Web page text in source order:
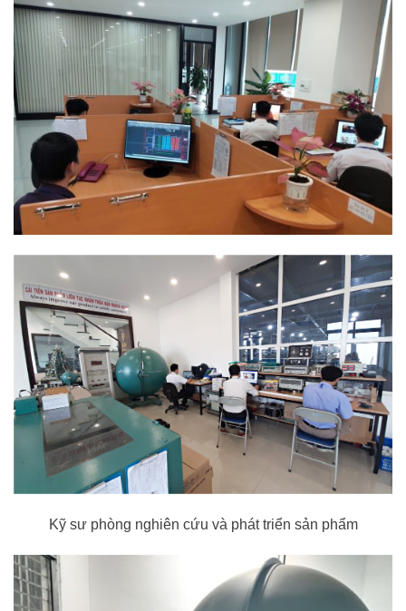
Kỹ sư phòng nghiên cứu và phát triển sản phẩm